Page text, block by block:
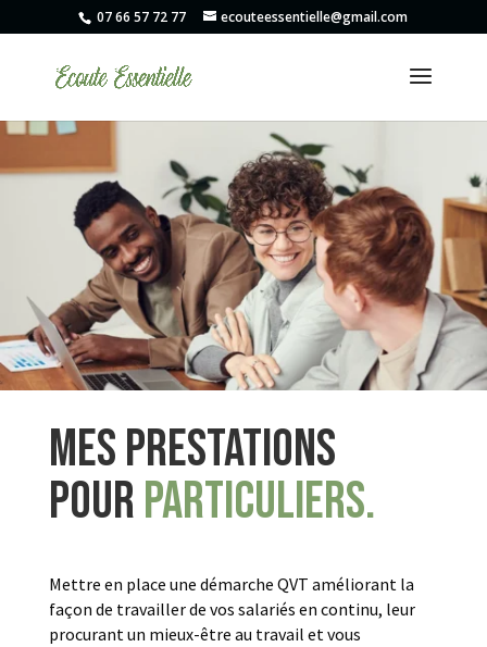
07 66 57 72 77 ecouteessentielle@gmail.com
Mes Prestations
PourParticuliers.
Mettre en place une démarche QVT améliorant la
façon de travailler de vos salariés en continu, leur
procurant un mieux-être au travail et vous